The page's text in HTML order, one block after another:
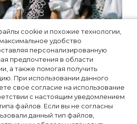
cookie и похожие технологии,
удобство
персонализированную
предпочтения в области
а также помогая получить
При использовании данного
свое согласие на использование
с настоящим уведомлением
файлов. Если вы не согласны
данный тип файлов,
как Алтай стал новой
российской моды —
само находит